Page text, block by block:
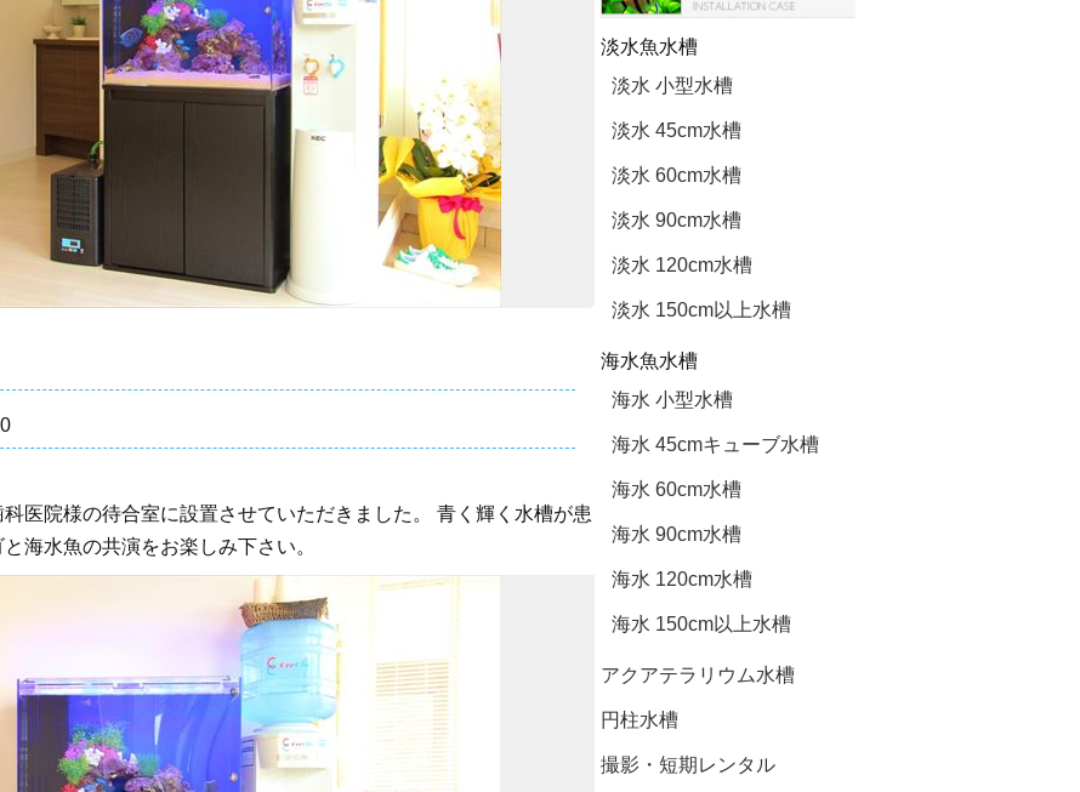
科医院様の待合室に設置させていただきました。 青く輝く水槽が患
海水魚の共演をお楽しみ下さい。
淡水魚水槽
淡水 小型水槽
淡水 45cm水槽
淡水 60cm水槽
淡水 90cm水槽
淡水 120cm水槽
淡水 150cm以上水槽
海水魚水槽
海水 小型水槽
海水 45cmキューブ水槽
海水 60cm水槽
海水 90cm水槽
海水 120cm水槽
海水 150cm以上水槽
アクアテラリウム水槽
円柱水槽
撮影・短期レンタル